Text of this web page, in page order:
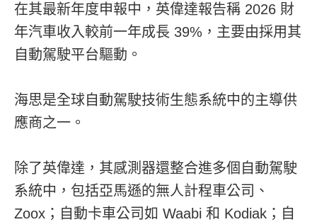
在其最新年度申報中，英偉達報告稱 2026 財
年汽車收入較前一年成長 39%，主要由採用其
自動駕駛平台驅動。
海思是全球自動駕駛技術生態系統中的主導供
應商之一。
除了英偉達，其感測器還整合進多個自動駕駛
系統中，包括亞馬遜的無人計程車公司、
Zoox；自動卡車公司如 Waabi 和 Kodiak；自